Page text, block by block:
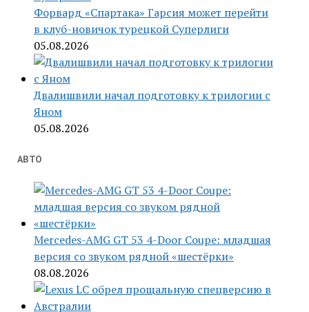
Форвард «Спартака» Гарсия может перейти
в клуб-новичок турецкой Суперлиги
05.08.2026
Двалишвили начал подготовку к трилогии с
Яном
05.08.2026
АВТО
Mercedes-AMG GT 53 4-Door Coupe: младшая
версия со звуком рядной «шестёрки»
08.08.2026